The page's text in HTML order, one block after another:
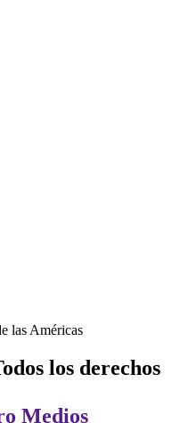
las Américas
los derechos
Medios